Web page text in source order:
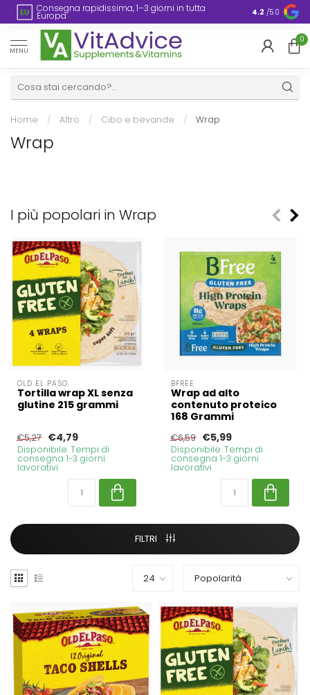
Imballaggio senza plastica 4.2 /5.0
MENU
0
Home / Altro / Cibo e bevande / Wrap
Wrap
I più popolari in Wrap
OLD EL PASO
Tortilla wrap XL senza
glutine 215 grammi
€5,27 €4,79
Disponibile. Tempi di
consegna 1-3 giorni
lavorativi
BFREE
Wrap ad alto
contenuto proteico
168 Grammi
€6,59 €5,99
Disponibile. Tempi di
consegna 1-3 giorni
lavorativi
FILTRI